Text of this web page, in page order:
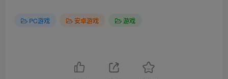
PC游戏 安卓游戏 游戏